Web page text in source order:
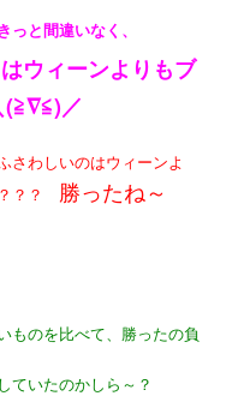
と間違いなく、
はウィーンよりもブ
(≧∇≦)／
さわしいのはウィーンよ
？？ 勝ったね～
ものを比べて、勝ったの負
ていたのかしら～？